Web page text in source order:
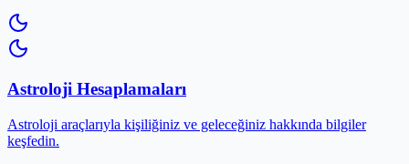
Astroloji Hesaplamaları
Astroloji araçlarıyla kişiliğiniz ve geleceğiniz hakkında bilgiler
keşfedin.